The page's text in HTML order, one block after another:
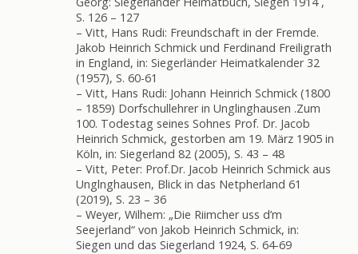
S. 126 – 127
– Vitt, Hans Rudi: Freundschaft in der Fremde.
Jakob Heinrich Schmick und Ferdinand Freiligrath
in England, in: Siegerländer Heimatkalender 32
(1957), S. 60-61
– Vitt, Hans Rudi: Johann Heinrich Schmick (1800
– 1859) Dorfschullehrer in Unglinghausen .Zum
100. Todestag seines Sohnes Prof. Dr. Jacob
Heinrich Schmick, gestorben am 19. März 1905 in
Köln, in: Siegerland 82 (2005), S. 43 – 48
– Vitt, Peter: Prof.Dr. Jacob Heinrich Schmick aus
Unglnghausen, Blick in das Netpherland 61
(2019), S. 23 – 36
– Weyer, Wilhem: „Die Riimcher uss d’m
Seejerland“ von Jakob Heinrich Schmick, in:
Siegen und das Siegerland 1924, S. 64-69